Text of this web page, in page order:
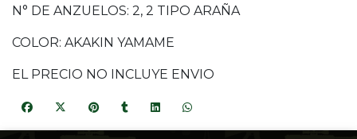
N° DE ANZUELOS: 2, 2 TIPO ARAÑA
COLOR: AKAKIN YAMAME
EL PRECIO NO INCLUYE ENVIO